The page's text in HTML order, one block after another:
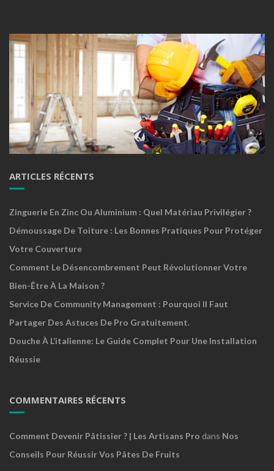
ARTICLES RÉCENTS
Zinguerie En Zinc Ou Aluminium : Quel Matériau Privilégier ?
Démoussage De Toiture : Les Bonnes Pratiques Pour Protéger
Votre Couverture
Comment Le Désencombrement Peut Révolutionner Votre
Bien-Être À La Maison ?
Service De Community Management : Pourquoi Il Faut
Partager Des Astuces De Pro Gratuitement.
Douche À L’italienne: Le Guide Complet Pour Une Installation
Réussie
COMMENTAIRES RÉCENTS
Comment Devenir Pâtissier ? | Les Artisans Pro dans Nos
Conseils Pour Réussir Vos Pâtes De Fruits